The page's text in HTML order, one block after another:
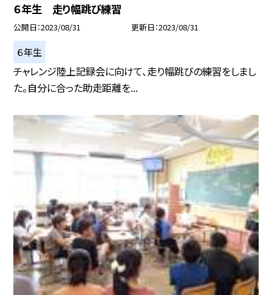
６年生 走り幅跳び練習
公開日 2023/08/31 更新日 2023/08/31
６年生
チャレンジ陸上記録会に向けて、走り幅跳びの練習をしまし
た。自分に合った助走距離を...